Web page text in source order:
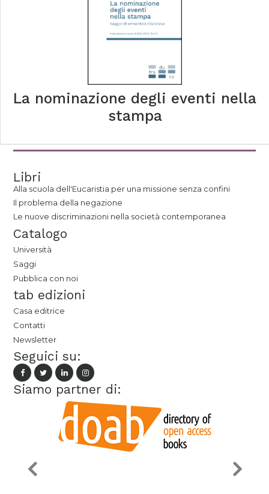
La nominazione degli eventi nella
stampa
Libri
Alla scuola dell'Eucaristia per una missione senza confini
Il problema della negazione
Le nuove discriminazioni nella società contemporanea
Catalogo
Università
Saggi
Pubblica con noi
tab edizioni
Casa editrice
Contatti
Newsletter
Seguici su:
Siamo partner di: